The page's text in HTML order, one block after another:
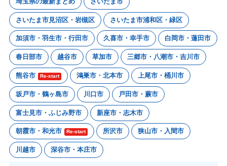
さいたま市見沼区・岩槻区 さいたま市浦和区・緑区
加須市・羽生市・行田市 久喜市・幸手市 白岡市・蓮田市
春日部市 越谷市 草加市 三郷市・八潮市・吉川市
熊谷市 Re-start 鴻巣市・北本市 上尾市・桶川市
坂戸市・鶴ヶ島市 川口市 戸田市・蕨市
富士見市・ふじみ野市 新座市・志木市
朝霞市・和光市 Re-start 所沢市 狭山市・入間市
川越市 深谷市・本庄市